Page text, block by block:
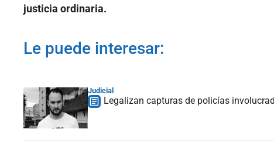
justicia ordinaria.
Le puede interesar:
Judicial
Legalizan capturas de policías